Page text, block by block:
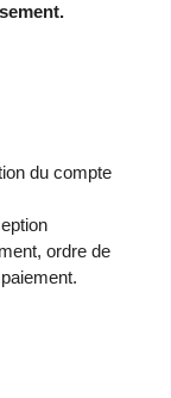
du compte
ordre de